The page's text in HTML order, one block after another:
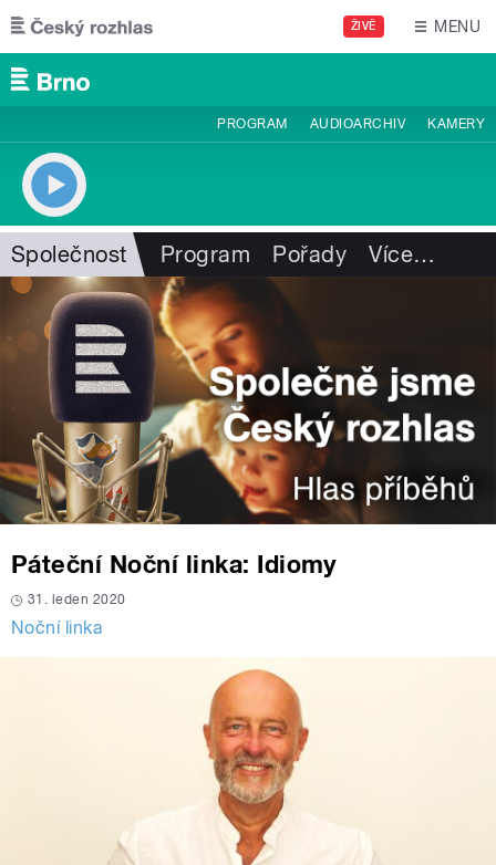
Přejít k hlavnímu obsahu
ŽIVĚ MENU
PROGRAM AUDIOARCHIV KAMERY
Společnost Program Pořady Více…
Páteční Noční linka: Idiomy
31. leden 2020
Noční linka